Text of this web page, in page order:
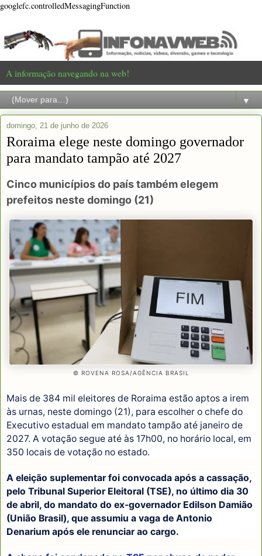
googlefc.controlledMessagingFunction
A informação navegando na web!
▼
domingo, 21 de junho de 2026
Roraima elege neste domingo governador
para mandato tampão até 2027
Cinco municípios do país também elegem
prefeitos neste domingo (21)
© ROVENA ROSA/AGÊNCIA BRASIL
Mais de 384 mil eleitores de Roraima estão aptos a irem
às urnas, neste domingo (21), para escolher o chefe do
Executivo estadual em mandato tampão até janeiro de
2027. A votação segue até às 17h00, no horário local, em
350 locais de votação no estado.
A eleição suplementar foi convocada após a cassação,
pelo Tribunal Superior Eleitoral (TSE), no último dia 30
de abril, do mandato do ex-governador Edilson Damião
(União Brasil), que assumiu a vaga de Antonio
Denarium após ele renunciar ao cargo.